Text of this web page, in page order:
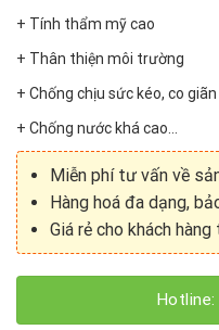
+ Tính thẩm mỹ cao
+ Thân thiện môi trường
+ Chống chịu sức kéo, co
+ Chống nước khá cao…
Miễn phí tư vấn về
Hàng hoá đa dạng,
Giá rẻ cho khách